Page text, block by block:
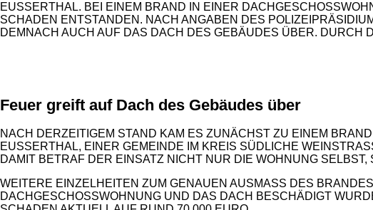
EUSSERTHAL. BEI EINEM BRAND IN EINER
ADEN ENTSTANDEN. NACH ANGABEN DES POLIZEIPRÄSIDIUMS
NACH AUCH AUF DAS DACH DES GEBÄUDES ÜBER. DURCH
Feuer greift auf Dach des Gebäudes über
NACH DERZEITIGEM STAND KAM ES ZUNÄCHST ZU EINEM
USSERTHAL, EINER GEMEINDE IM KREIS SÜDLICHE
IT BETRAF DER EINSATZ NICHT NUR DIE WOHNUNG SELBST,
WEITERE EINZELHEITEN ZUM GENAUEN AUSMASS DES
ACHGESCHOSSWOHNUNG UND DAS DACH BESCHÄDIGT